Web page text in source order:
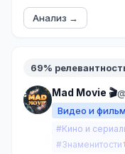
Анализ →
69%
Mad Movie 🎬
Видео и
#Кино и
#Знаменитости